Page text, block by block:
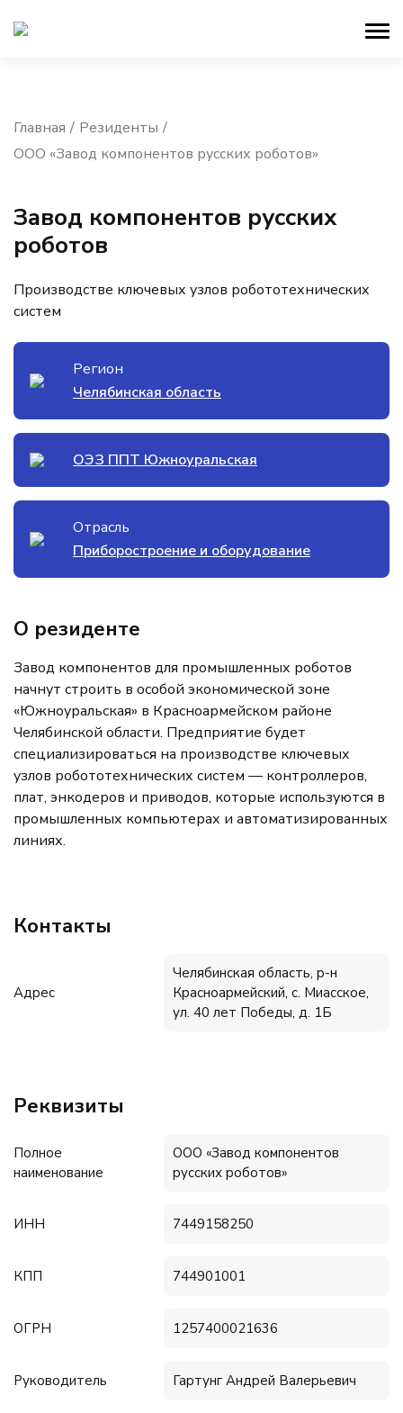
Главная
Резиденты
ООО «Завод компонентов русских роботов»
Завод компонентов русских
роботов
Производстве ключевых узлов робототехнических
систем
Регион
Челябинская область
ОЭЗ ППТ Южноуральская
Отрасль
Приборостроение и оборудование
О резиденте
Завод компонентов для промышленных роботов
начнут строить в особой экономической зоне
«Южноуральская» в Красноармейском районе
Челябинской области. Предприятие будет
специализироваться на производстве ключевых
узлов робототехнических систем — контроллеров,
плат, энкодеров и приводов, которые используются в
промышленных компьютерах и автоматизированных
линиях.
Контакты
Адрес
Челябинская область, р-н
Красноармейский, с. Миасское,
ул. 40 лет Победы, д. 1Б
Реквизиты
Полное
наименование
ООО «Завод компонентов
русских роботов»
ИНН 7449158250
КПП 744901001
ОГРН 1257400021636
Руководитель Гартунг Андрей Валерьевич